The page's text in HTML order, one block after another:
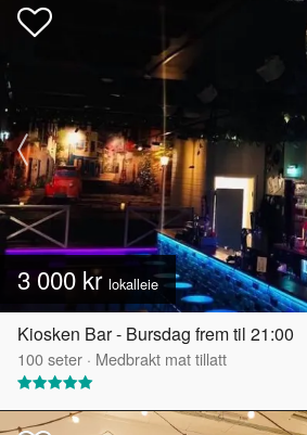
3 000 kr lokalleie
Kiosken Bar - Bursdag frem til 21:00
100seter · Medbrakt mat tillatt